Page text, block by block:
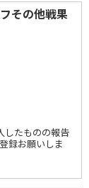
その他戦果
したものの報告
録お願いしま